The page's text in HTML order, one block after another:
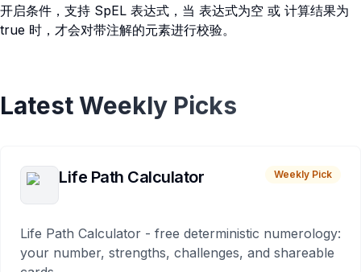
开启条件，支持 SpEL 表达式，当 表达式为空 或 计算结果为
true 时，才会对带注解的元素进行校验。
Latest Weekly Picks
Life Path Calculator Weekly Pick
Life Path Calculator - free deterministic numerology:
your number, strengths, challenges, and shareable